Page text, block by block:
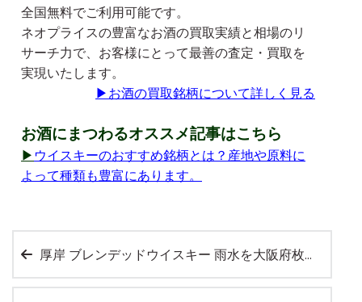
全国無料でご利用可能です。
ネオプライスの豊富なお酒の買取実績と相場のリ
サーチ力で、お客様にとって最善の査定・買取を
実現いたします。
▶ お酒の買取銘柄について詳しく見る
お酒にまつわるオススメ記事はこちら
▶ ウイスキーのおすすめ銘柄とは？産地や原料に
よって種類も豊富にあります。
厚岸 ブレンデッドウイスキー 雨水を大阪府枚方市のお客様より店頭買取いたしました。